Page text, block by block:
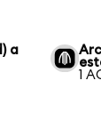
a
1